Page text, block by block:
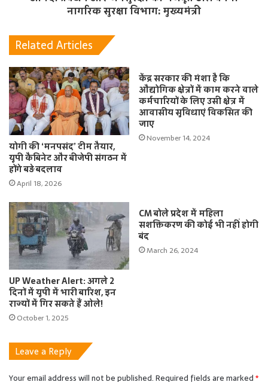
नागरिक सुरक्षा विभाग: मुख्यमंत्री
Related Articles
योगी की ‘मनपसंद’ टीम तैयार,
यूपी कैबिनेट और बीजेपी संगठन में
होंगे बड़े बदलाव
April 18, 2026
केंद्र सरकार की मंशा है कि
औद्योगिक क्षेत्रों में काम करने वाले
कर्मचारियों के लिए उसी क्षेत्र में
आवासीय सुविधाएं विकसित की
जाए
November 14, 2024
UP Weather Alert: अगले 2
दिनों में यूपी में भारी बारिश, इन
राज्यों में गिर सकते हैं ओले!
October 1, 2025
CM बोले प्रदेश में महिला
सशक्तिकरण की कोई भी नहीं होगी
बंद
March 26, 2024
Leave a Reply
Your email address will not be published.Required fields are marked*